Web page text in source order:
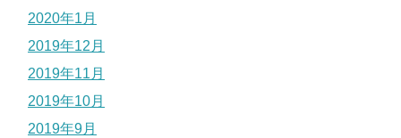
2020年1月
2019年12月
2019年11月
2019年10月
2019年9月